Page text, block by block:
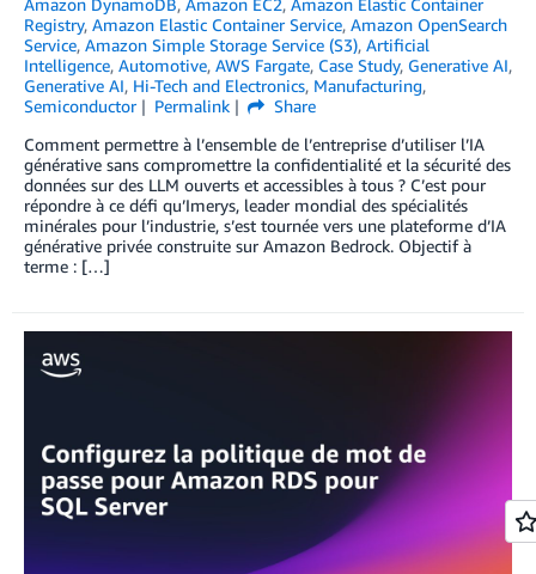
Registry, Amazon Elastic Container Service, Amazon OpenSearch
Service, Amazon Simple Storage Service (S3), Artificial
Intelligence, Automotive, AWS Fargate, Case Study, Generative AI,
Generative AI, Hi-Tech and Electronics, Manufacturing,
Semiconductor
Permalink
Share
Comment permettre à l’ensemble de l’entreprise d’utiliser l’IA
générative sans compromettre la confidentialité et la sécurité des
données sur des LLM ouverts et accessibles à tous ? C’est pour
répondre à ce défi qu’Imerys, leader mondial des spécialités
minérales pour l’industrie, s’est tournée vers une plateforme d’IA
générative privée construite sur Amazon Bedrock. Objectif à
terme : […]